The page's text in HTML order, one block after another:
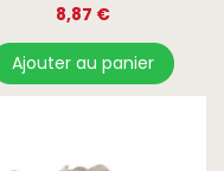
8,87 €
Ajouter au panier